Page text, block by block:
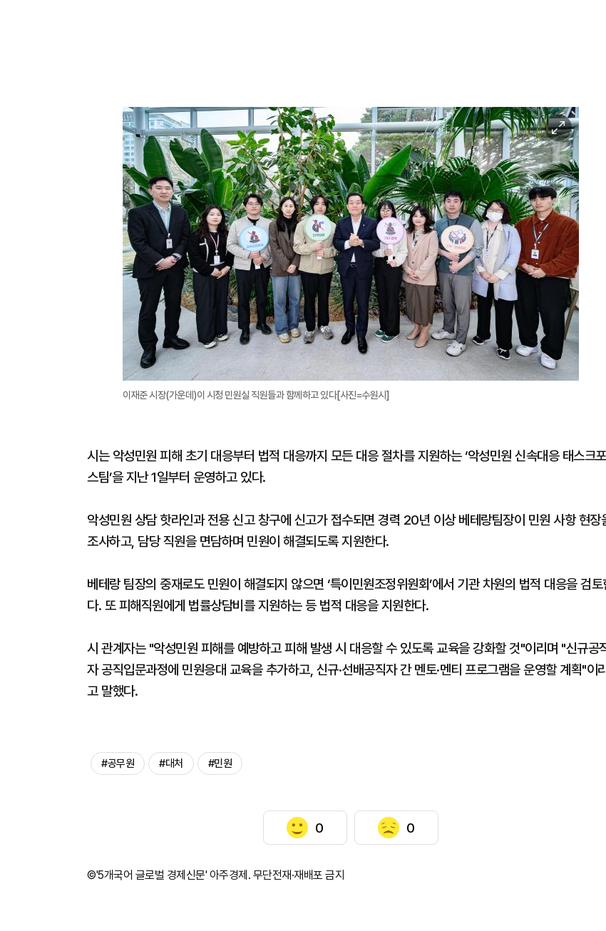
이
미
지
확
대
이재준 시장(가운데)이 시청 민원실 직원들과 함께하고 있다[사진=수원시]
시는 악성민원 피해 초기 대응부터 법적 대응까지 모든 대응 절차를 지원하는 ‘악성민원 신속대응 태스크포
스팀’을 지난 1일부터 운영하고 있다.
악성민원 상담 핫라인과 전용 신고 창구에 신고가 접수되면 경력 20년 이상 베테랑팀장이 민원 사항 현장
조사하고, 담당 직원을 면담하며 민원이 해결되도록 지원한다.
베테랑 팀장의 중재로도 민원이 해결되지 않으면 ‘특이민원조정위원회’에서 기관 차원의 법적 대응을 검토
다. 또 피해직원에게 법률상담비를 지원하는 등 법적 대응을 지원한다.
시 관계자는 "악성민원 피해를 예방하고 피해 발생 시 대응할 수 있도록 교육을 강화할 것"이리며 "신규공
자 공직입문과정에 민원응대 교육을 추가하고, 신규·선배공직자 간 멘토·멘티 프로그램을 운영할 계획"이
고 말했다.
#공무원 #대처 #민원
0 0
©'5개국어 글로벌 경제신문' 아주경제. 무단전재·재배포 금지